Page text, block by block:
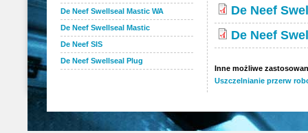
De Neef Swellseal Mastic WA
De Neef Swellseal Mastic
De Neef SIS
De Neef Swellseal Plug
De Neef
De Neef
Inne możliwe
Uszczelnianie przerw